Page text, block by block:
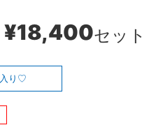
¥18,400セット
り